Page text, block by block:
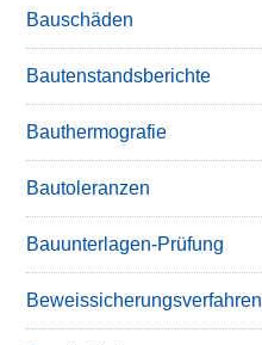
Bauschäden
Bautenstandsberichte
Bauthermografie
Bautoleranzen
Bauunterlagen-Prüfung
Beweissicherungsverfahren